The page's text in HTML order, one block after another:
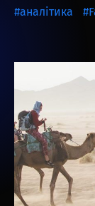
аналітика